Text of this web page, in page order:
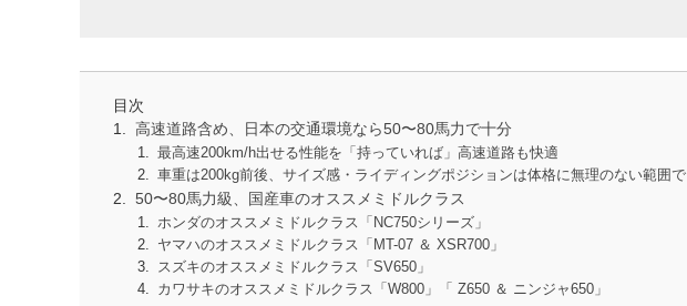
目次
高速道路含め、日本の交通環境なら50〜80馬力で十分
最高速200km/h出せる性能を「持っていれば」高速道路も快適
車重は200kg前後、サイズ感・ライディングポジションは体格に無理のない範囲で
50〜80馬力級、国産車のオススメミドルクラス
ホンダのオススメミドルクラス「NC750シリーズ」
ヤマハのオススメミドルクラス「MT-07 ＆ XSR700」
スズキのオススメミドルクラス「SV650」
カワサキのオススメミドルクラス「W800」「 Z650 ＆ ニンジャ650」